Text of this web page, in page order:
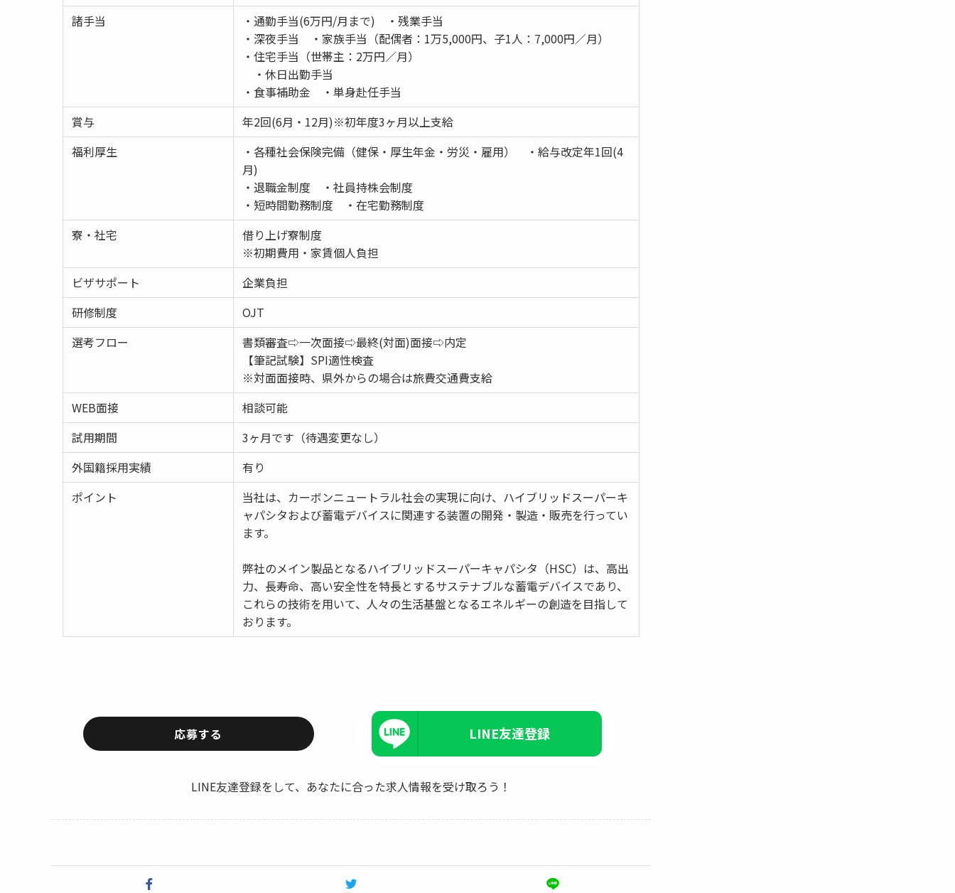
諸手当
・通勤手当(6万円/月まで) ・残業手当
・深夜手当 ・家族手当（配偶者：1万5,000円、子1人：7,000円／月）
・住宅手当（世帯主：2万円／月）
・休日出勤手当
・食事補助金 ・単身赴任手当
賞与
年2回(6月・12月)※初年度3ヶ月以上支給
福利厚生
・各種社会保険完備（健保・厚生年金・労災・雇用） ・給与改定年1回(4
月)
・退職金制度 ・社員持株会制度
・短時間勤務制度 ・在宅勤務制度
寮・社宅
借り上げ寮制度
※初期費用・家賃個人負担
ビザサポート
企業負担
研修制度
OJT
選考フロー
書類審査⇨一次面接⇨最終(対面)面接⇨内定
【筆記試験】SPI適性検査
※対面面接時、県外からの場合は旅費交通費支給
WEB面接
相談可能
試用期間
3ヶ月です（待遇変更なし）
外国籍採用実績
有り
ポイント
当社は、カーボンニュートラル社会の実現に向け、ハイブリッドスーパーキ
ャパシタおよび蓄電デバイスに関連する装置の開発・製造・販売を行ってい
ます。
弊社のメイン製品となるハイブリッドスーパーキャパシタ（HSC）は、高出
力、長寿命、高い安全性を特長とするサステナブルな蓄電デバイスであり、
これらの技術を用いて、人々の生活基盤となるエネルギーの創造を目指して
おります。
応募する LINE友達登録
LINE友達登録をして、あなたに合った求人情報を受け取ろう！